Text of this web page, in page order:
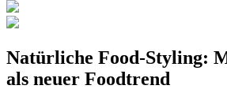
Natürliche Food-Styling:
als neuer Foodtrend